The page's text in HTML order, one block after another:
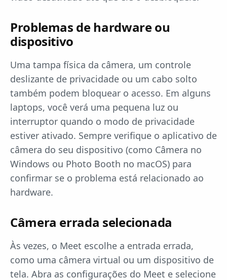
Problemas de hardware ou
dispositivo
Uma tampa física da câmera, um controle
deslizante de privacidade ou um cabo solto
também podem bloquear o acesso. Em alguns
laptops, você verá uma pequena luz ou
interruptor quando o modo de privacidade
estiver ativado. Sempre verifique o aplicativo de
câmera do seu dispositivo (como Câmera no
Windows ou Photo Booth no macOS) para
confirmar se o problema está relacionado ao
hardware.
Câmera errada selecionada
Às vezes, o Meet escolhe a entrada errada,
como uma câmera virtual ou um dispositivo de
tela. Abra as configurações do Meet e selecione